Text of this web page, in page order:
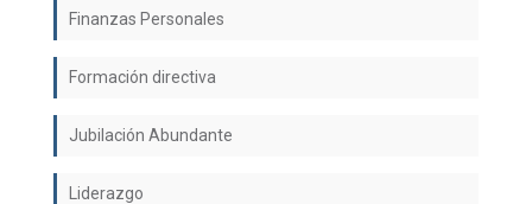
Finanzas Personales
Formación directiva
Jubilación Abundante
Liderazgo